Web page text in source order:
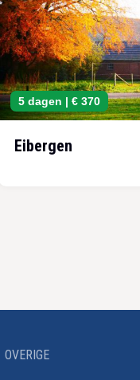
5 dagen | € 370
Eibergen
OVERIGE